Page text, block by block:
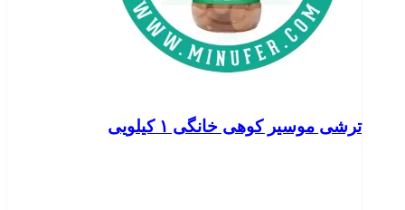
ترشی موسیر کوهی خانگی ۱ کیلویی